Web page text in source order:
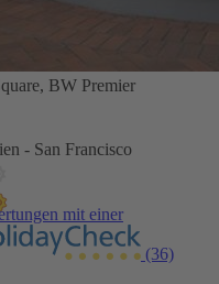
BW Premier
- San Francisco
mit einer
(36)